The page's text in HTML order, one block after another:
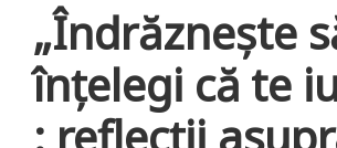
„Îndrăznește
înțelegi că te